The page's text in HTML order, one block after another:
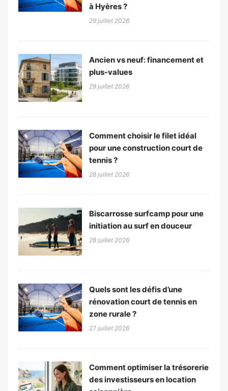
à Hyères ?
29 juillet 2026
Ancien vs neuf: financement et
plus-values
29 juillet 2026
Comment choisir le filet idéal
pour une construction court de
tennis ?
28 juillet 2026
Biscarrosse surfcamp pour une
initiation au surf en douceur
28 juillet 2026
Quels sont les défis d’une
rénovation court de tennis en
zone rurale ?
27 juillet 2026
Comment optimiser la trésorerie
des investisseurs en location